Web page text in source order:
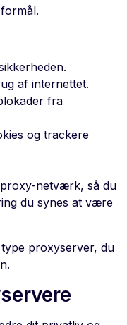
af internettet.
fra
og trackere
netværk, så du
du synes at være
proxyserver, du